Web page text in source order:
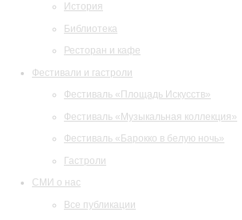
История
Библиотека
Ресторан и кафе
Фестивали и гастроли
Фестиваль «Площадь Искусств»
Фестиваль «Музыкальная коллекция»
Фестиваль «Барокко в белую ночь»
Гастроли
СМИ о нас
Все публикации